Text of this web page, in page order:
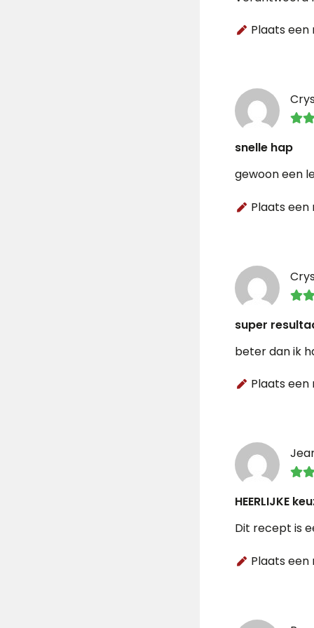
Plaats
snelle hap
gewoon een
Plaats
super
beter dan ik
Plaats
HEERLIJKE
Dit recept is
Plaats